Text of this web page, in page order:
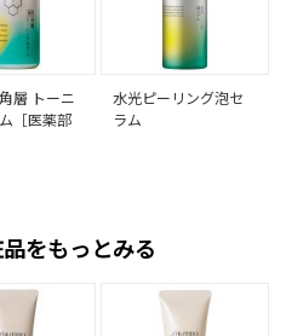
層 トーニ
［医薬部
水光ピーリング泡セ
ラム
をもっとみる